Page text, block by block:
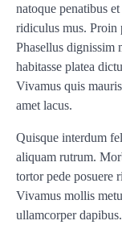
natoque penatibus
ridiculus mus. Proin
Phasellus dignissim
habitasse platea
Vivamus quis
amet lacus.
Quisque interdum
aliquam rutrum.
tortor pede posuere
Vivamus mollis
ullamcorper